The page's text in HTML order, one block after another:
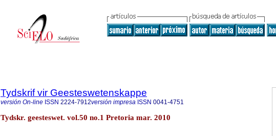
Tydskrif vir Geesteswetenskappe
versión On-line ISSN 2224-7912versión impresa ISSN 0041-4751
Tydskr. geesteswet. vol.50 no.1 Pretoria mar. 2010